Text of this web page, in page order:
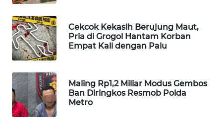
Cekcok Kekasih Berujung Maut,
Pria di Grogol Hantam Korban
Empat Kali dengan Palu
Maling Rp1,2 Miliar Modus Gembos
Ban Diringkos Resmob Polda
Metro
NET
WAHANA
SPORT
UMKM
WAHANA
SELEB